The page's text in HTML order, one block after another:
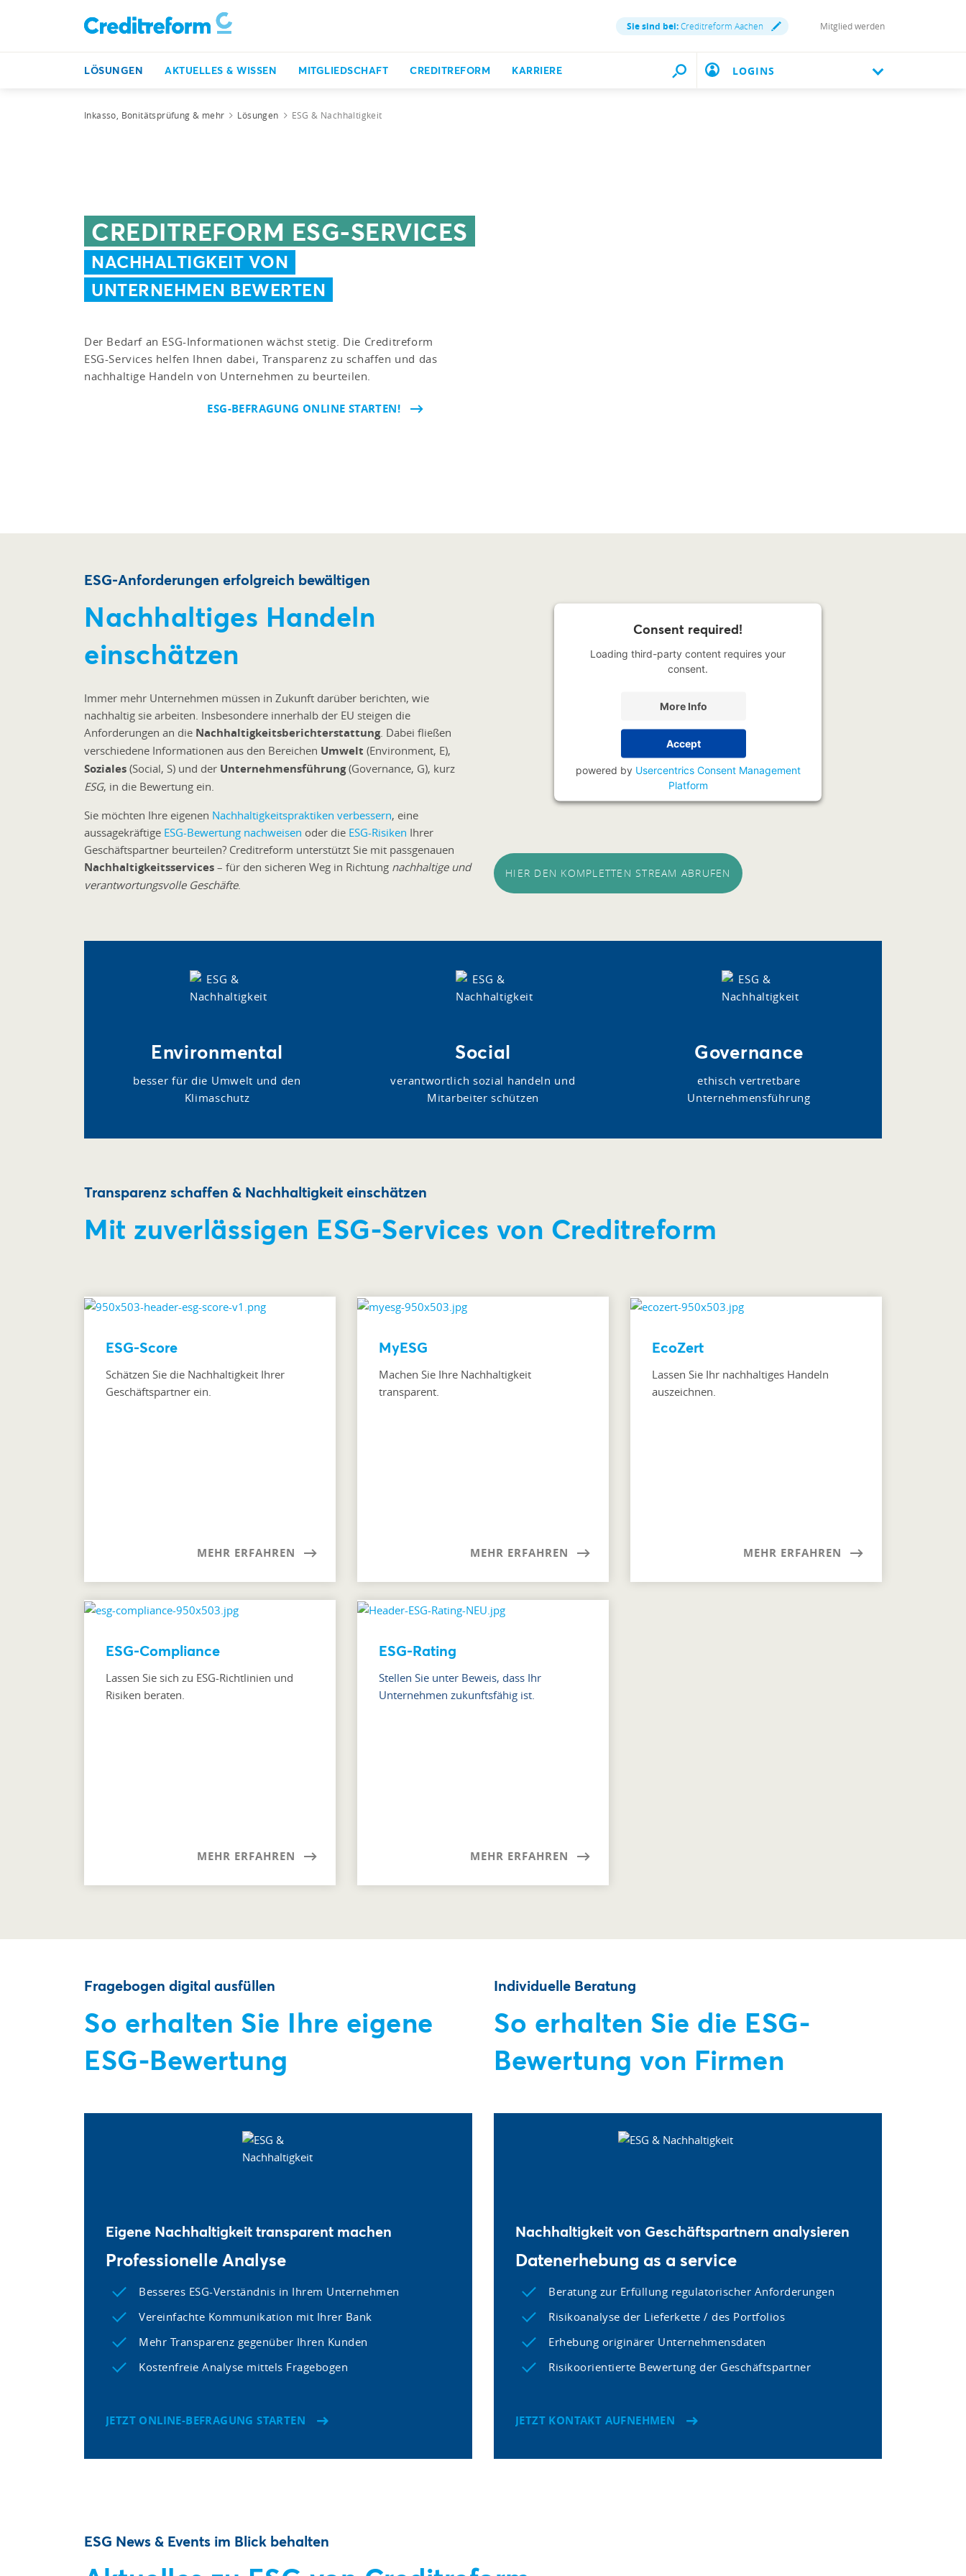
Sie sind bei:Creditreform Aachen Mitglied werden
LÖSUNGEN AKTUELLES & WISSEN MITGLIEDSCHAFT CREDITREFORM KARRIERE LOGINS
Inkasso, Bonitätsprüfung & mehr Lösungen ESG & Nachhaltigkeit
CREDITREFORM ESG-SERVICES
NACHHALTIGKEIT VON
UNTERNEHMEN BEWERTEN
Der Bedarf an ESG-Informationen wächst stetig. Die Creditreform
ESG-Services helfen Ihnen dabei, Transparenz zu schaffen und das
nachhaltige Handeln von Unternehmen zu beurteilen.
ESG-BEFRAGUNG ONLINE STARTEN!
ESG-Anforderungen erfolgreich bewältigen
Nachhaltiges Handeln
einschätzen
Immer mehr Unternehmen müssen in Zukunft darüber berichten, wie
nachhaltig sie arbeiten. Insbesondere innerhalb der EU steigen die
Anforderungen an die Nachhaltigkeitsberichterstattung. Dabei fließen
verschiedene Informationen aus den Bereichen Umwelt (Environment, E),
Soziales (Social, S) und der Unternehmensführung(Governance, G), kurz
ESG, in die Bewertung ein.
Sie möchten Ihre eigenen Nachhaltigkeitspraktiken verbessern, eine
aussagekräftige ESG-Bewertung nachweisen oder die ESG-Risiken Ihrer
Geschäftspartner beurteilen? Creditreform unterstützt Sie mit passgenauen
Nachhaltigkeitsservices – für den sicheren Weg in Richtung nachhaltige und
verantwortungsvolle Geschäfte.
Consent required!
Loading third-party content requires your
consent.
More Info
Accept
powered by Usercentrics Consent Management
Platform
HIER DEN KOMPLETTEN STREAM ABRUFEN
Environmental
besser für die Umwelt und den
Klimaschutz
Social
verantwortlich sozial handeln und
Mitarbeiter schützen
Governance
ethisch vertretbare
Unternehmensführung
Transparenz schaffen & Nachhaltigkeit einschätzen
Mit zuverlässigen ESG-Services von Creditreform
ESG-Score
Schätzen Sie die Nachhaltigkeit Ihrer
Geschäftspartner ein.
MEHR ERFAHREN
ESG-Compliance
Lassen Sie sich zu ESG-Richtlinien und
Risiken beraten.
MEHR ERFAHREN
MyESG
Machen Sie Ihre Nachhaltigkeit
transparent.
MEHR ERFAHREN
ESG-Rating
Stellen Sie unter Beweis, dass Ihr
Unternehmen zukunftsfähig ist.
MEHR ERFAHREN
EcoZert
Lassen Sie Ihr nachhaltiges Handeln
auszeichnen.
MEHR ERFAHREN
Fragebogen digital ausfüllen
So erhalten Sie Ihre eigene
ESG-Bewertung
Individuelle Beratung
So erhalten Sie die ESG-
Bewertung von Firmen
Eigene Nachhaltigkeit transparent machen
Professionelle Analyse
Besseres ESG-Verständnis in Ihrem Unternehmen
Vereinfachte Kommunikation mit Ihrer Bank
Mehr Transparenz gegenüber Ihren Kunden
Kostenfreie Analyse mittels Fragebogen
JETZT ONLINE-BEFRAGUNG STARTEN
Nachhaltigkeit von Geschäftspartnern analysieren
Datenerhebung as a service
Beratung zur Erfüllung regulatorischer Anforderungen
Risikoanalyse der Lieferkette / des Portfolios
Erhebung originärer Unternehmensdaten
Risikoorientierte Bewertung der Geschäftspartner
JETZT KONTAKT AUFNEHMEN
ESG News & Events im Blick behalten